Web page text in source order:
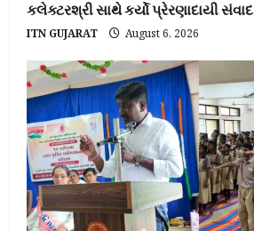
કલેક્ટરશ્રી સાથે કર્યો પ્રેરણાદાયી સંવાદ
ITN GUJARAT August 6, 2026